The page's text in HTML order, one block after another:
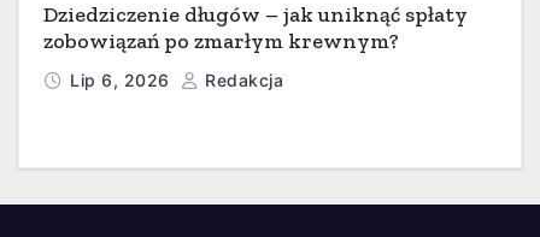
Dziedziczenie długów – jak uniknąć spłaty
zobowiązań po zmarłym krewnym?
Lip 6, 2026 Redakcja